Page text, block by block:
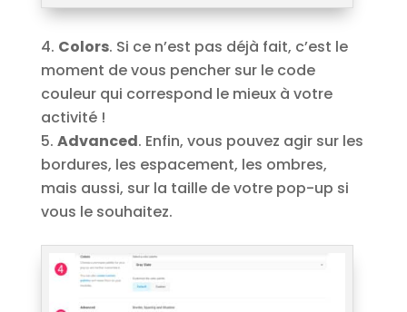
Colors. Si ce n’est pas déjà fait, c’est le
moment de vous pencher sur le code
couleur qui correspond le mieux à votre
activité !
Advanced. Enfin, vous pouvez agir sur les
bordures, les espacement, les ombres,
mais aussi, sur la taille de votre pop-up si
vous le souhaitez.